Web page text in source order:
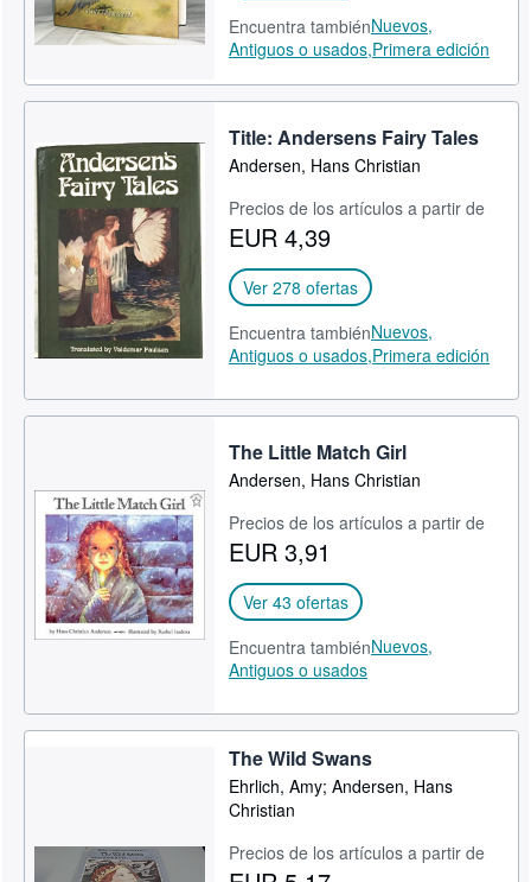
Encuentra tambiénNuevos,
Antiguos o usados,Primera edición
Title: Andersens Fairy Tales
Andersen, Hans Christian
Precios de los artículos a partir de
EUR 4,39
Ver 278 ofertas
Encuentra tambiénNuevos,
Antiguos o usados,Primera edición
The Little Match Girl
Andersen, Hans Christian
Precios de los artículos a partir de
EUR 3,91
Ver 43 ofertas
Encuentra tambiénNuevos,
Antiguos o usados
The Wild Swans
Ehrlich, Amy; Andersen, Hans
Christian
Precios de los artículos a partir de